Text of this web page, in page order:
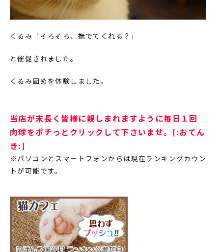
くるみ「そろそろ、撫でてくれる？」
と催促されました。
くるみ固めを体験しました。
当店が末長く皆様に親しまれますように毎日１回
肉球をポチっとクリックして下さいませ。[:おてん
き:]
※パソコンとスマートフォンからは現在ランキングカウン
トが可能です。